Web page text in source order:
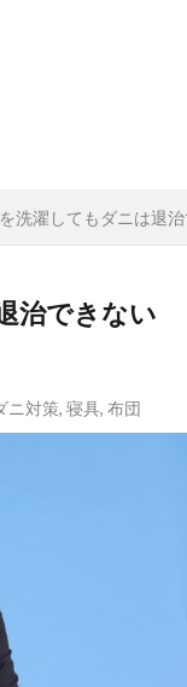
洗濯してもダニは退
治できない
ニ対策, 寝具, 布団